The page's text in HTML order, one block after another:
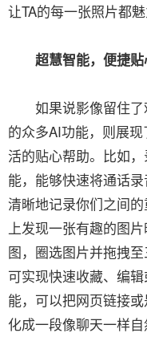
让TA的每一张照片都魅
超慧智能，便捷贴
如果说影像留住了
的众多AI功能，则展
活的贴心帮助。比如
能，能够快速将通话
清晰地记录你们之间
上发现一张有趣的图
图，圈选图片并拖拽
可实现快速收藏、编
能，可以把网页链接
化成一段像聊天一样